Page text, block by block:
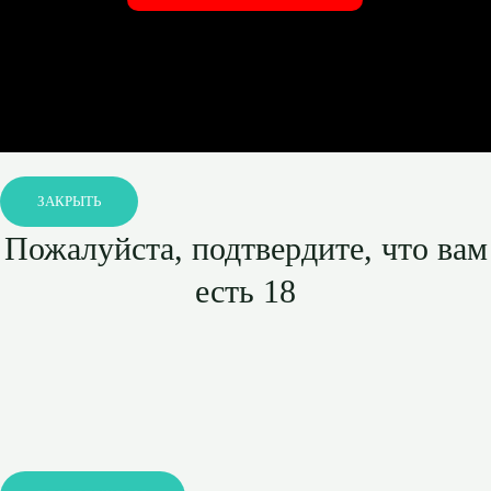
ЗАКРЫТЬ
Пожалуйста, подтвердите, что вам
есть 18